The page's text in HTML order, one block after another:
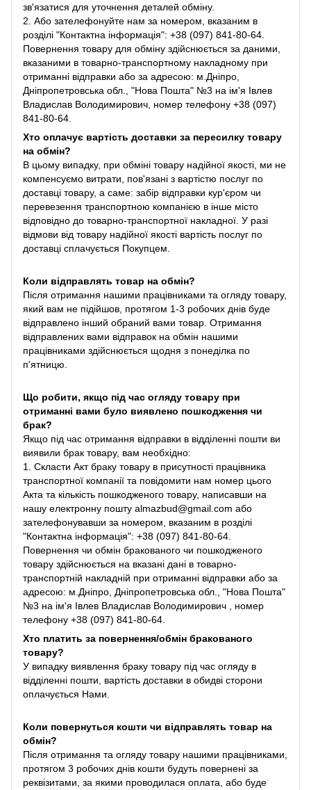
зв'язатися для уточнення деталей обміну.
2. Або зателефонуйте нам за номером, вказаним в
розділі "Контактна інформація": +38 (097) 841-80-64.
Повернення товару для обміну здійснюється за даними,
вказаними в товарно-транспортному накладному при
отриманні відправки або за адресою: м.Дніпро,
Дніпропетровська обл., "Нова Пошта" №3 на ім'я Івлев
Владислав Володимирович, номер телефону +38 (097)
841-80-64.
Хто оплачує вартість доставки за пересилку товару
на обмін?
В цьому випадку, при обміні товару надійної якості, ми не
компенсуємо витрати, пов'язані з вартістю послуг по
доставці товару, а саме: забір відправки кур'єром чи
перевезення транспортною компанією в інше місто
відповідно до товарно-транспортної накладної. У разі
відмови від товару надійної якості вартість послуг по
доставці сплачується Покупцем.
Коли відправлять товар на обмін?
Після отримання нашими працівниками та огляду товару,
який вам не підійшов, протягом 1-3 робочих днів буде
відправлено інший обраний вами товар. Отримання
відправлених вами відправок на обмін нашими
працівниками здійснюється щодня з понеділка по
п'ятницю.
Що робити, якщо під час огляду товару при
отриманні вами було виявлено пошкодження чи
брак?
Якщо під час отримання відправки в відділенні пошти ви
виявили брак товару, вам необхідно:
1. Скласти Акт браку товару в присутності працівника
транспортної компанії та повідомити нам номер цього
Акта та кількість пошкодженого товару, написавши на
нашу електронну пошту almazbud@gmail.com або
зателефонувавши за номером, вказаним в розділі
"Контактна інформація": +38 (097) 841-80-64.
Повернення чи обмін бракованого чи пошкодженого
товару здійснюється на вказані дані в товарно-
транспортній накладній при отриманні відправки або за
адресою: м.Дніпро, Дніпропетровська обл., "Нова Пошта"
№3 на ім'я Івлев Владислав Володимирович , номер
телефону +38 (097) 841-80-64.
Хто платить за повернення/обмін бракованого
товару?
У випадку виявлення браку товару під час огляду в
відділенні пошти, вартість доставки в обидві сторони
оплачується Нами.
Коли повернуться кошти чи відправлять товар на
обмін?
Після отримання та огляду товару нашими працівниками,
протягом 3 робочих днів кошти будуть повернені за
реквізитами, за якими проводилася оплата, або буде